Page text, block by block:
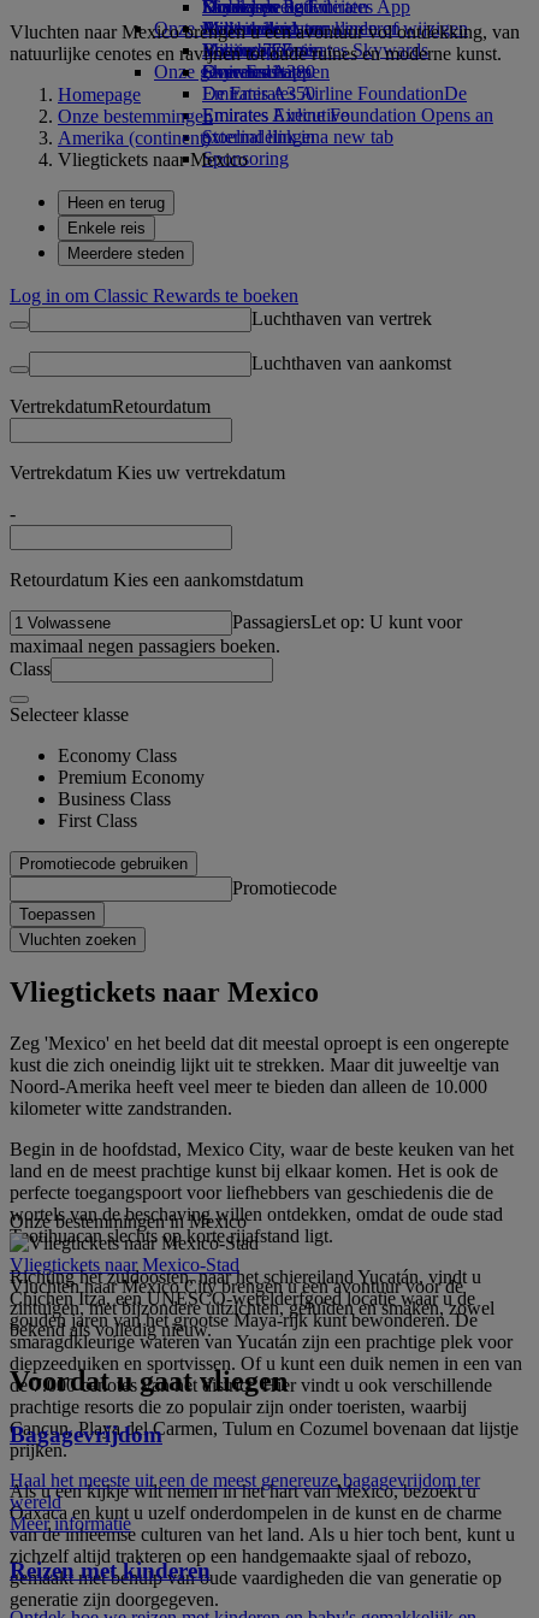
Drankjes
Onze vloot
Boeing 777
Emirates A380
Emirates A350
Emirates Executive
Stoelindelingen
Kinderspeelgoed
Activiteiten voor kinderen
Duurzame activiteiten
Milieubeleid
Milieurapporten
Onze gemeenschappen
De Emirates Airline FoundationDe
Emirates Airline Foundation Opens an
external link in a new tab
Sponsoring
Skywards Rail
Mijlencalculator
Log in bij Emirates Skywards
Skywards+
Mobiel en de Emirates App
Een boeking annuleren of wijzigen
Verstoorde reis
Over Emirates
Vluchten naar Mexico brengen u een avontuur vol ontdekking, van
natuurlijke cenotes en ravijnen tot oude ruïnes en moderne kunst.
Homepage
Onze bestemmingen
Amerika (continent)
Vliegtickets naar Mexico
Heen en terug
Enkele reis
Meerdere steden
Log in om Classic Rewards te boeken
Luchthaven van vertrek
Luchthaven van aankomst
VertrekdatumRetourdatum
Vertrekdatum Kies uw vertrekdatum
-
Retourdatum Kies een aankomstdatum
PassagiersLet op: U kunt voor
maximaal negen passagiers boeken.
Class
Selecteer klasse
Economy Class
Premium Economy
Business Class
First Class
Promotiecode gebruiken
Promotiecode
Toepassen
Vluchten zoeken
Vliegtickets naar Mexico
Zeg 'Mexico' en het beeld dat dit meestal oproept is een ongerepte
kust die zich oneindig lijkt uit te strekken. Maar dit juweeltje van
Noord-Amerika heeft veel meer te bieden dan alleen de 10.000
kilometer witte zandstranden.
Begin in de hoofdstad, Mexico City, waar de beste keuken van het
land en de meest prachtige kunst bij elkaar komen. Het is ook de
perfecte toegangspoort voor liefhebbers van geschiedenis die de
wortels van de beschaving willen ontdekken, omdat de oude stad
Teotihuacan slechts op korte rijafstand ligt.
Richting het zuidoosten, naar het schiereiland Yucatán, vindt u
Chichen Itza, een UNESCO-werelderfgoed locatie waar u de
gouden jaren van het grootse Maya-rijk kunt bewonderen. De
smaragdkleurige wateren van Yucatán zijn een prachtige plek voor
diepzeeduiken en sportvissen. Of u kunt een duik nemen in een van
de 7.000 cenotes van het district. Hier vindt u ook verschillende
prachtige resorts die zo populair zijn onder toeristen, waarbij
Cancun, Playa del Carmen, Tulum en Cozumel bovenaan dat lijstje
prijken.
Als u een kijkje wilt nemen in het hart van Mexico, bezoekt u
Oaxaca en kunt u uzelf onderdompelen in de kunst en de charme
van de inheemse culturen van het land. Als u hier toch bent, kunt u
zichzelf altijd trakteren op een handgemaakte sjaal of rebozo,
gemaakt met behulp van oude vaardigheden die van generatie op
generatie zijn doorgegeven.
Onze bestemmingen in Mexico
Vliegtickets naar Mexico-Stad
Vluchten naar Mexico City brengen u een avontuur voor de
zintuigen, met bijzondere uitzichten, geluiden en smaken, zowel
bekend als volledig nieuw.
Voordat u gaat vliegen
Bagagevrijdom
Haal het meeste uit een de meest genereuze bagagevrijdom ter
wereld
Meer informatie
Reizen met kinderen